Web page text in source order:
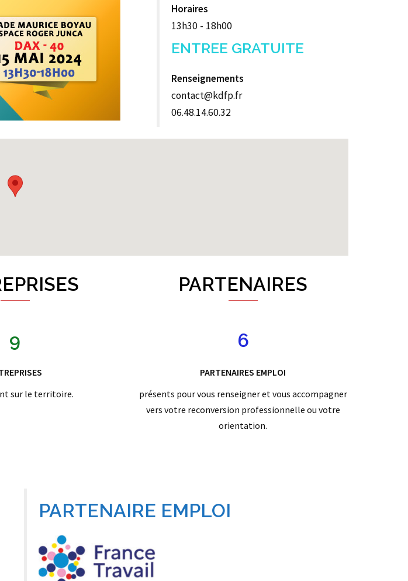
Horaires
13h30 - 18h00
ENTREE GRATUITE
Renseignements
contact@kdfp.fr
06.48.14.60.32
9
sur le territoire.
PARTENAIRES
6
PARTENAIRES EMPLOI
présents pour vous renseigner et vous accompagner
vers votre reconversion professionnelle ou votre
orientation.
PARTENAIRE EMPLOI